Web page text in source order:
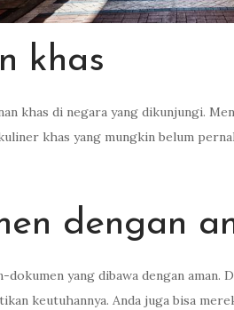
khas
khas di negara yang dikunjungi.
khas yang mungkin belum
dengan
dokumen yang dibawa dengan
keutuhannya. Anda juga bisa